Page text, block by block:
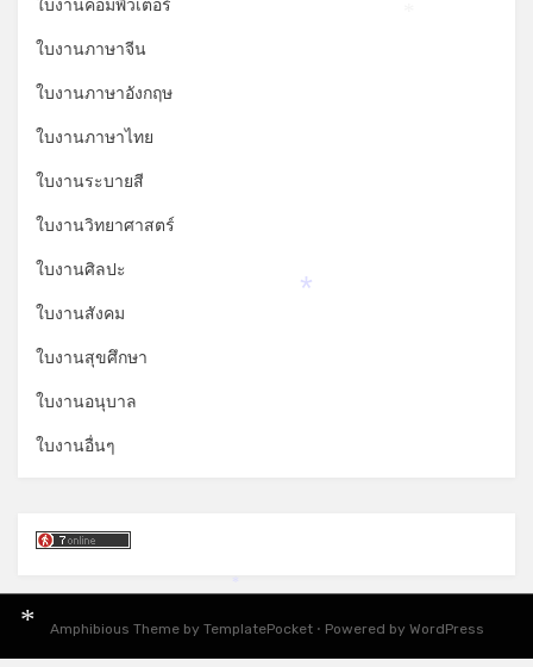
ใบงานคอมพิวเตอร์
ใบงานภาษาจีน
ใบงานภาษาอังกฤษ
ใบงานภาษาไทย
ใบงานระบายสี
ใบงานวิทยาศาสตร์
ใบงานศิลปะ
ใบงานสังคม
ใบงานสุขศึกษา
ใบงานอนุบาล
ใบงานอื่นๆ
Amphibious Theme by TemplatePocket ⋅ Powered by WordPress
*